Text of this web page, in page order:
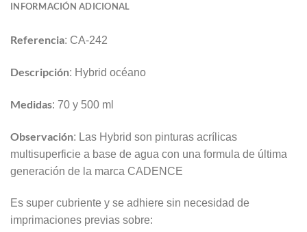
INFORMACIÓN ADICIONAL
Referencia: CA-242
Descripción: Hybrid océano
Medidas: 70 y 500 ml
Observación: Las Hybrid son pinturas acrílicas
multisuperficie a base de agua con una formula de última
generación de la marca CADENCE
Es super cubriente y se adhiere sin necesidad de
imprimaciones previas sobre: